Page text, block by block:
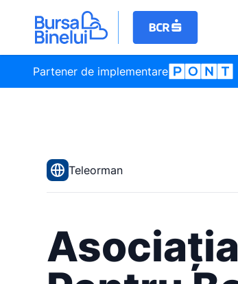
Partener de implementare
Teleorman